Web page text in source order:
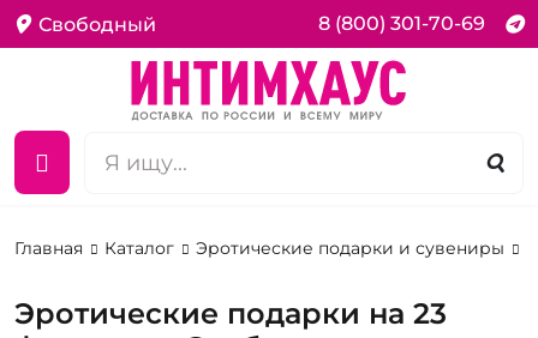
Свободный 8 (800) 301-70-69
Главная Каталог Эротические подарки и сувениры
Эротические подарки на 23